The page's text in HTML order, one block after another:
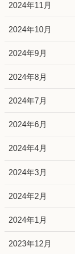
2024年11月
2024年10月
2024年9月
2024年8月
2024年7月
2024年6月
2024年4月
2024年3月
2024年2月
2024年1月
2023年12月